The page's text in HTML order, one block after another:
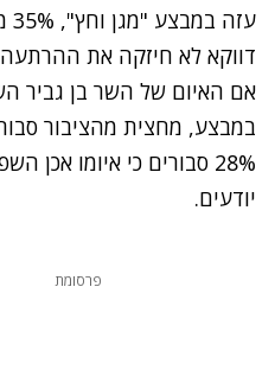
אם האיום של השר בן גביר
במבצע, מחצית מהציבור
יודעים.
פרסומת